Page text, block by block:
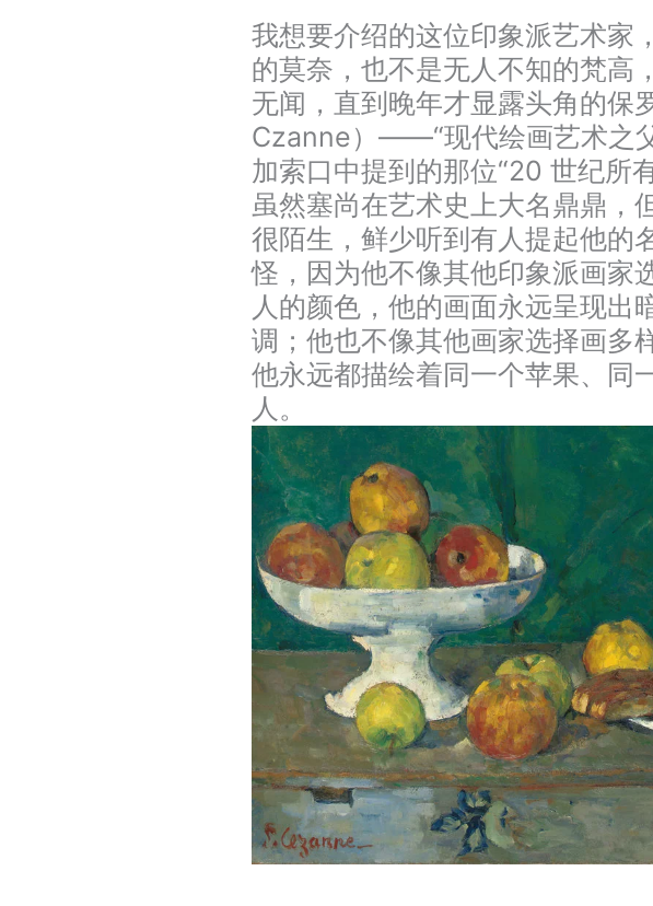
我想要介绍的这位印象派艺术家
的莫奈，也不是无人不知的梵高
无闻，直到晚年才显露头角的保
Czanne）——“现代绘画艺术之
加索口中提到的那位“20 世纪所
虽然塞尚在艺术史上大名鼎鼎，
很陌生，鲜少听到有人提起他的
怪，因为他不像其他印象派画家
人的颜色，他的画面永远呈现出
调；他也不像其他画家选择画多
他永远都描绘着同一个苹果、同
人。